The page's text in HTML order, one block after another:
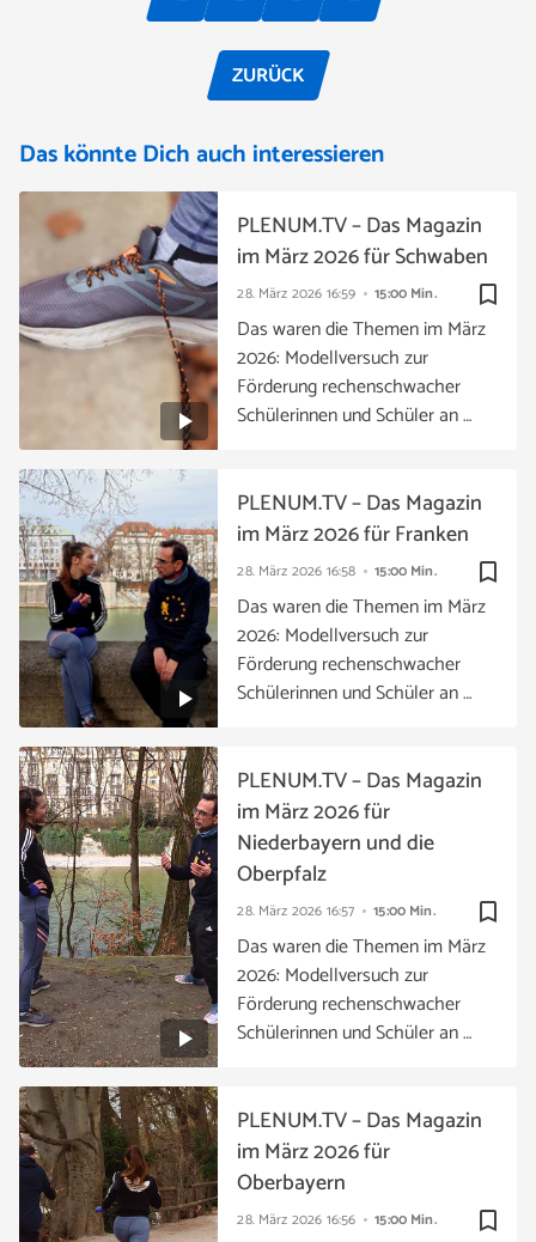
ZURÜCK
Das könnte Dich auch interessieren
bookmark_border
28. März 2026 16:59 15:00 Min.
PLENUM.TV – Das Magazin
im März 2026 für Schwaben
Das waren die Themen im März
2026: Modellversuch zur
Förderung rechenschwacher
Schülerinnen und Schüler an …
bookmark_border
28. März 2026 16:58 15:00 Min.
PLENUM.TV – Das Magazin
im März 2026 für Franken
Das waren die Themen im März
2026: Modellversuch zur
Förderung rechenschwacher
Schülerinnen und Schüler an …
bookmark_border
28. März 2026 16:57 15:00 Min.
PLENUM.TV – Das Magazin
im März 2026 für
Niederbayern und die
Oberpfalz
Das waren die Themen im März
2026: Modellversuch zur
Förderung rechenschwacher
Schülerinnen und Schüler an …
bookmark_border
28. März 2026 16:56 15:00 Min.
PLENUM.TV – Das Magazin
im März 2026 für
Oberbayern